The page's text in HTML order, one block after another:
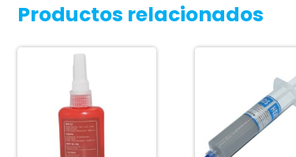
Productos relacionados